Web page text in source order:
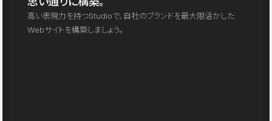
高い表現力を持つStudioで、自社のブランドを最大限活かした
Webサイトを構築しましょう。